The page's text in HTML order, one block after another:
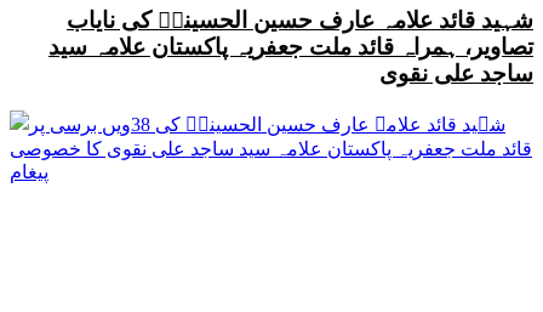
شہید قائد علامہ عارف حسین الحسینیؒ کی نایاب
تصاویر، ہمراہ قائد ملت جعفریہ پاکستان علامہ سید
ساجد علی نقوی